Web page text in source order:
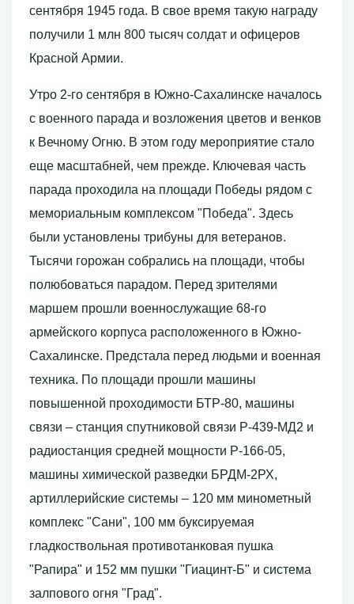
сентября 1945 года. В свое время такую награду
получили 1 млн 800 тысяч солдат и офицеров
Красной Армии.
Утро 2-го сентября в Южно-Сахалинске началось
с военного парада и возложения цветов и венков
к Вечному Огню. В этом году мероприятие стало
еще масштабней, чем прежде. Ключевая часть
парада проходила на площади Победы рядом с
мемориальным комплексом "Победа". Здесь
были установлены трибуны для ветеранов.
Тысячи горожан собрались на площади, чтобы
полюбоваться парадом. Перед зрителями
маршем прошли военнослужащие 68-го
армейского корпуса расположенного в Южно-
Сахалинске. Предстала перед людьми и военная
техника. По площади прошли машины
повышенной проходимости БТР-80, машины
связи – станция спутниковой связи Р-439-МД2 и
радиостанция средней мощности Р-166-05,
машины химической разведки БРДМ-2РХ,
артиллерийские системы – 120 мм минометный
комплекс "Сани", 100 мм буксируемая
гладкоствольная противотанковая пушка
"Рапира" и 152 мм пушки "Гиацинт-Б" и система
залпового огня "Град".